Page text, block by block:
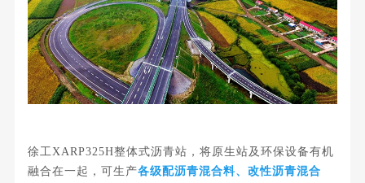
徐工XARP325H整体式沥青站，将原生站及环保设备有机
融合在一起，可生产各级配沥青混合料、改性沥青混合